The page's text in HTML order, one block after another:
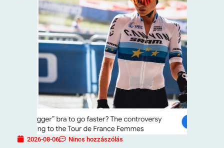
2026-08-06 Nincs hozzászólás